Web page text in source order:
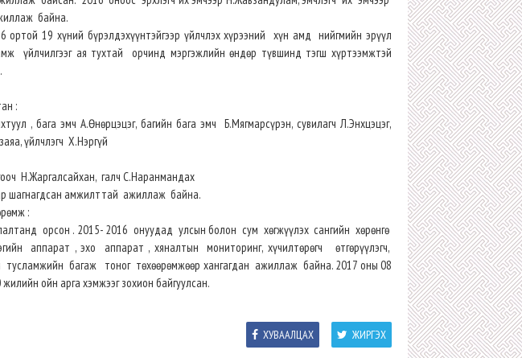
байна.
19 хүний бүрэлдэхүүнтэйгээр үйлчлэх хүрээний хүн амд нийгмийн эрүүл
үйлчилгээг ая тухтай орчинд мэргэжлийн өндөр түвшинд тэгш хүртээмжтэй
:
, бага эмч А.Өнөрцэцэг, багийн бага эмч Б.Мягмарсүрэн, сувилагч Л.Энхцэцэг,
үйлчлэгч Х.Нэргүй
Н.Жаргалсайхан, галч С.Наранмандах
шагнагдсан амжилттай ажиллаж байна.
:
орсон . 2015- 2016 онуудад улсын болон сум хөгжүүлэх сангийн хөрөнгө
аппарат , эхо аппарат , хяналтын мониторинг, хүчилтөрөгч өтгөрүүлэгч,
багаж тоног төхөөрөмжөөр хангагдан ажиллаж байна. 2017 оны 08
ойн арга хэмжээг зохион байгуулсан.
ЖИРГЭХ
ХУВААЛЦАХ